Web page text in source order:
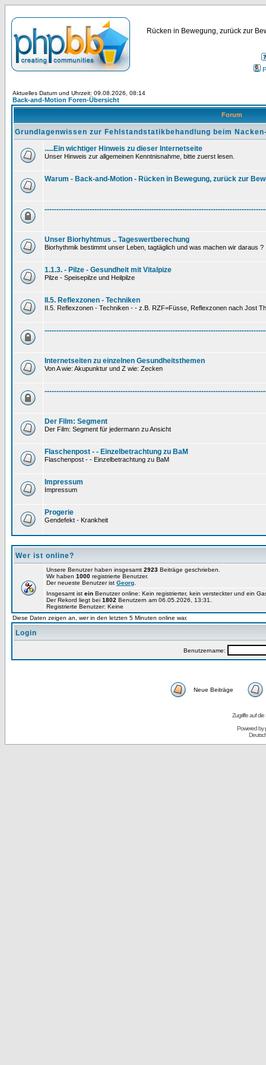
Rücken in Bewegung, zurück zur
Aktuelles Datum und Uhrzeit: 09.08.2026, 08:14
Back-and-Motion Foren-Übersicht
Forum
Grundlagenwissen zur Fehlstandstatikbehandlung beim
.....Ein wichtiger Hinweis zu dieser Internetseite
Unser Hinweis zur allgemeinen Kenntnisnahme, bitte zuerst lesen.
Warum - Back-and-Motion - Rücken in Bewegung, zurück zur
Unser Biorhyhtmus .. Tageswertberechung
Biorhythmik bestimmt unser Leben, tagtäglich und was machen wir daraus ?
1.1.3. - Pilze - Gesundheit mit Vitalpize
Pilze - Speisepilze und Heilpilze
II.5. Reflexzonen - Techniken
II.5. Reflexzonen - Techniken - - z.B. RZF=Füsse, Reflexzonen nach Jost
Internetseiten zu einzelnen Gesundheitsthemen
Von A wie: Akupunktur und Z wie: Zecken
Der Film: Segment
Der Film: Segment für jedermann zu Ansicht
Flaschenpost - - Einzelbetrachtung zu BaM
Flaschenpost - - Einzelbetrachtung zu BaM
Impressum
Impressum
Progerie
Gendefekt - Krankheit
Wer ist online?
Unsere Benutzer haben insgesamt 2923 Beiträge geschrieben.
Wir haben 1000 registrierte Benutzer.
Der neueste Benutzer ist Georg
Insgesamt ist ein Benutzer online: Kein registrierter, kein versteckter und ein
Der Rekord liegt bei 1802 Benutzern am 06.05.2026, 13:31.
Registrierte Benutzer: Keine
Diese Daten zeigen an, wer in den letzten 5 Minuten online war.
Login
Benutzername:
Neue Beiträge
Zugriffe auf
Powered by